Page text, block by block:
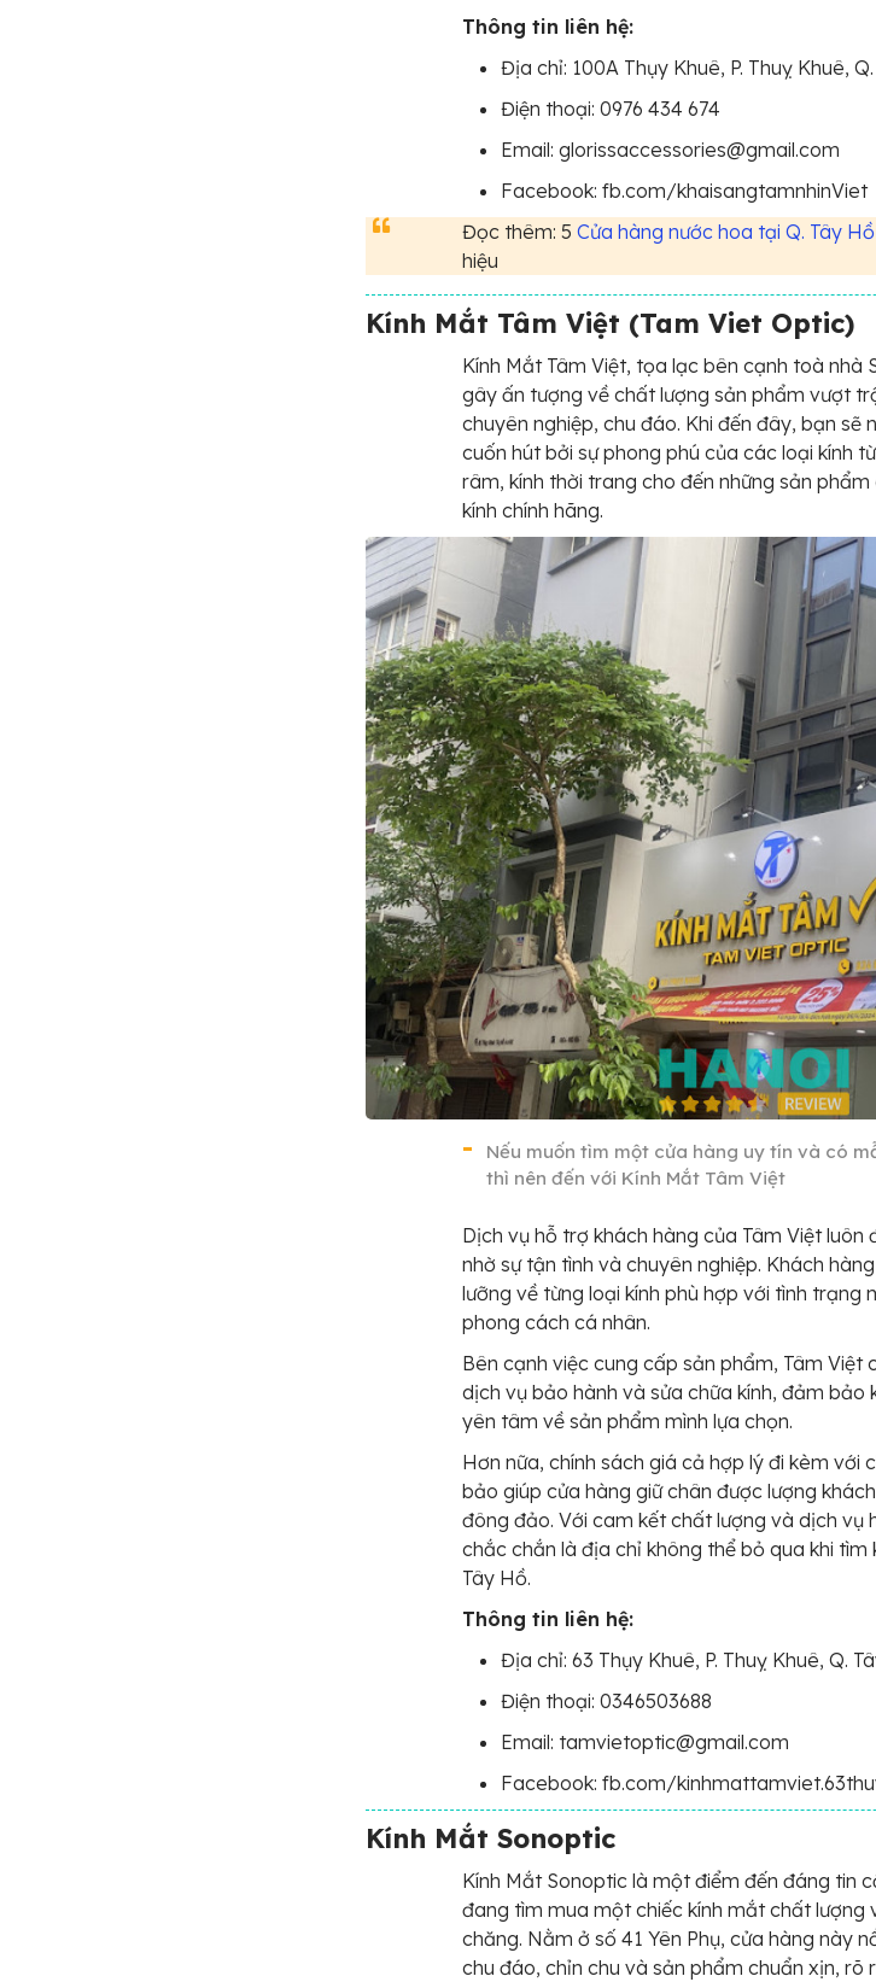
Thông tin liên hệ:
Địa chỉ: 100A Thụy Khuê, P. Thuỵ Khuê,
Điện thoại: 0976 434 674
Email: glorissaccessories@gmail.com
Facebook: fb.com/khaisangtamnhinViet
Đọc thêm: 5Cửa hàng nước hoa tại Q. Tây Hồ
hiệu
Kính Mắt Tâm Việt (Tam Viet Optic)
Kính Mắt Tâm Việt, tọa lạc bên cạnh toà nhà
gây ấn tượng về chất lượng sản phẩm vượt
chuyên nghiệp, chu đáo. Khi đến đây, bạn sẽ
cuốn hút bởi sự phong phú của các loại kính
râm, kính thời trang cho đến những sản
kính chính hãng.
Nếu muốn tìm một cửa hàng uy tín và có
thì nên đến với Kính Mắt Tâm Việt
Dịch vụ hỗ trợ khách hàng của Tâm Việt luôn
nhờ sự tận tình và chuyên nghiệp. Khách
lưỡng về từng loại kính phù hợp với tình trạng
phong cách cá nhân.
Bên cạnh việc cung cấp sản phẩm, Tâm Việt
dịch vụ bảo hành và sửa chữa kính, đảm bảo
yên tâm về sản phẩm mình lựa chọn.
Hơn nữa, chính sách giá cả hợp lý đi kèm với
bảo giúp cửa hàng giữ chân được lượng
đông đảo. Với cam kết chất lượng và dịch vụ
chắc chắn là địa chỉ không thể bỏ qua khi tìm
Tây Hồ.
Thông tin liên hệ:
Địa chỉ: 63 Thụy Khuê, P. Thuỵ Khuê, Q.
Điện thoại: 0346503688
Email: tamvietoptic@gmail.com
Facebook: fb.com/
Kính Mắt Sonoptic
Kính Mắt Sonoptic là một điểm đến đáng tin
đang tìm mua một chiếc kính mắt chất lượng
chăng. Nằm ở số 41 Yên Phụ, cửa hàng này
chu đáo, chỉn chu và sản phẩm chuẩn xịn, rõ